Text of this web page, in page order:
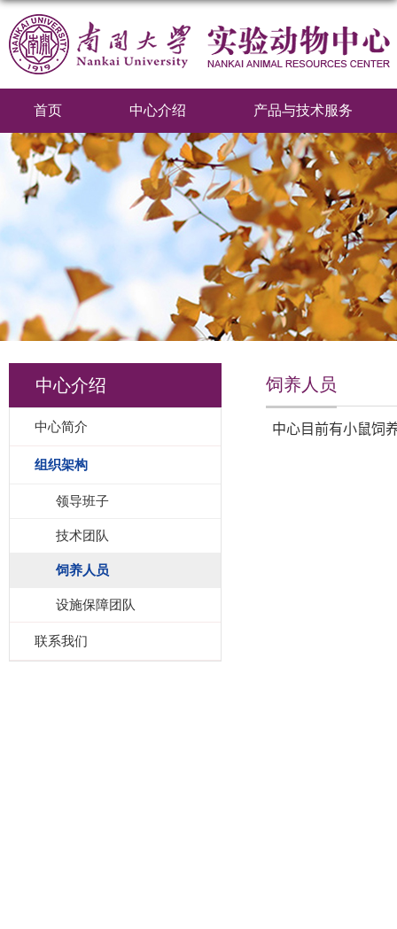
首页 中心介绍 产品与技术服务
中心介绍
中心简介
组织架构
领导班子
技术团队
饲养人员
设施保障团队
联系我们
饲养人员
中心目前有小鼠饲